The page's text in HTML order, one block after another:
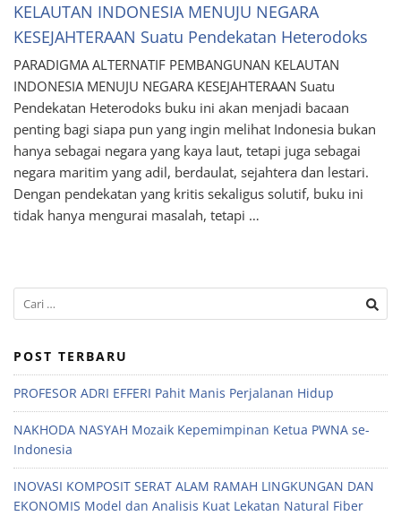
KELAUTAN INDONESIA MENUJU NEGARA
KESEJAHTERAAN Suatu Pendekatan Heterodoks
PARADIGMA ALTERNATIF PEMBANGUNAN KELAUTAN
INDONESIA MENUJU NEGARA KESEJAHTERAAN Suatu
Pendekatan Heterodoks buku ini akan menjadi bacaan
penting bagi siapa pun yang ingin melihat Indonesia bukan
hanya sebagai negara yang kaya laut, tetapi juga sebagai
negara maritim yang adil, berdaulat, sejahtera dan lestari.
Dengan pendekatan yang kritis sekaligus solutif, buku ini
tidak hanya mengurai masalah, tetapi …
POST TERBARU
PROFESOR ADRI EFFERI Pahit Manis Perjalanan Hidup
NAKHODA NASYAH Mozaik Kepemimpinan Ketua PWNA se-
Indonesia
INOVASI KOMPOSIT SERAT ALAM RAMAH LINGKUNGAN DAN
EKONOMIS Model dan Analisis Kuat Lekatan Natural Fiber